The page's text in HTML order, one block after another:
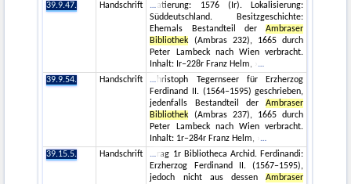
39.9.47.
Handschrift
atierung: 1576 (Ir). Lokalisierung:
Süddeutschland. Besitzgeschichte:
Ehemals Bestandteil derAmbraser
Bibliothek (Ambras 232), 1665 durch
Peter Lambeck nach Wien verbracht.
Inhalt: Ir–228r Franz Helm, ›
39.9.54.
Handschrift
hristoph Tegernseer für Erzherzog
Ferdinand II. (1564–1595) geschrieben,
jedenfalls Bestandteil derAmbraser
Bibliothek (Ambras 237), 1665 durch
Peter Lambeck nach Wien verbracht.
Inhalt: 1r–284r Franz Helm, ›
39.15.5.
Handschrift
rag 1r Bibliotheca Archid. Ferdinandi:
Erzherzog Ferdinand II. (1567–1595),
jedoch nicht aus dessenAmbraser